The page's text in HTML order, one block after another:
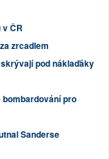
ČR
zrcadlem
pod náklaďáky
pro
Sanderse